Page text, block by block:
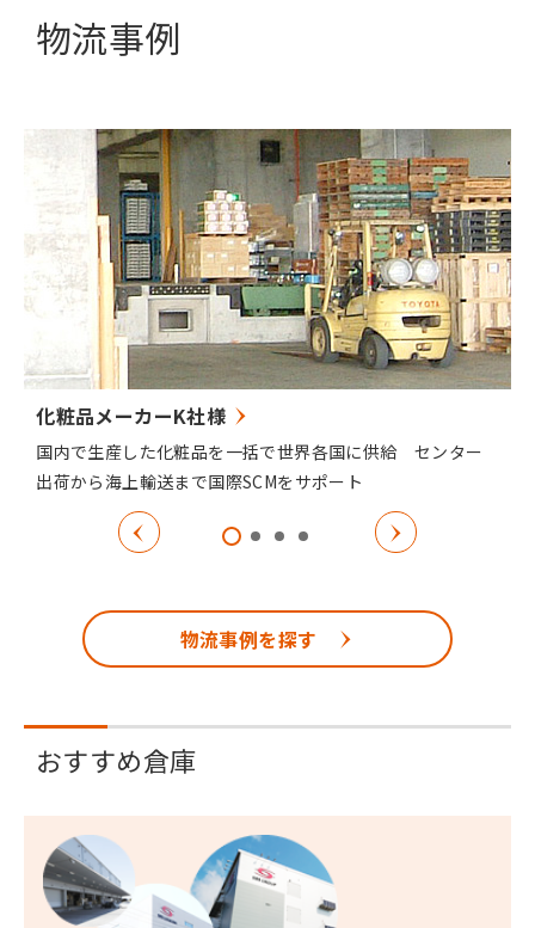
物流事例
化粧品メーカーK社様
国内で生産した化粧品を一括で世界各国に供給 センター
出荷から海上輸送まで国際SCMをサポート
物流事例を探す
おすすめ倉庫